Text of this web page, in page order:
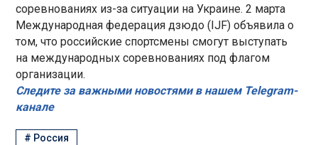
соревнованиях из-за ситуации на Украине. 2 марта
Международная федерация дзюдо (IJF) объявила о
том, что российские спортсмены смогут выступать
на международных соревнованиях под флагом
организации.
Следите за важными новостями в нашем Telegram-
канале
# Россия